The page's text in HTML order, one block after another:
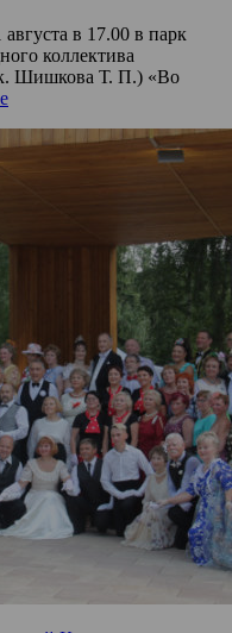
в 17.00 в парк
коллектива
Шишкова Т. П.) «Во